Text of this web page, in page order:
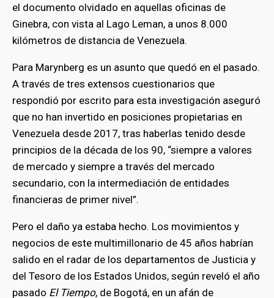
el documento olvidado en aquellas oficinas de
Ginebra, con vista al Lago Leman, a unos 8.000
kilómetros de distancia de Venezuela.
Para Marynberg es un asunto que quedó en el pasado.
A través de tres extensos cuestionarios que
respondió por escrito para esta investigación aseguró
que no han invertido en posiciones propietarias en
Venezuela desde 2017, tras haberlas tenido desde
principios de la década de los 90, “siempre a valores
de mercado y siempre a través del mercado
secundario, con la intermediación de entidades
financieras de primer nivel”.
Pero el daño ya estaba hecho. Los movimientos y
negocios de este multimillonario de 45 años habrían
salido en el radar de los departamentos de Justicia y
del Tesoro de los Estados Unidos, según reveló el año
pasado El Tiempo, de Bogotá, en un afán de